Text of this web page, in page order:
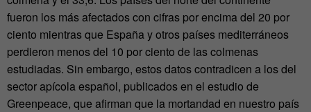
fueron los más afectados con cifras por encima del 20 por
ciento mientras que España y otros países mediterráneos
perdieron menos del 10 por ciento de las colmenas
estudiadas. Sin embargo, estos datos contradicen a los del
sector apícola español, publicados en el estudio de
Greenpeace, que afirman que la mortandad en nuestro país